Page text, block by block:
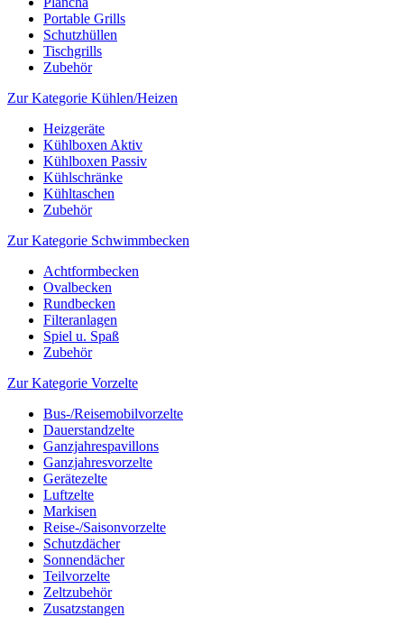
Portable Grills
Schutzhüllen
Tischgrills
Zubehör
Zur Kategorie Kühlen/Heizen
Heizgeräte
Kühlboxen Aktiv
Kühlboxen Passiv
Kühlschränke
Kühltaschen
Zubehör
Zur Kategorie Schwimmbecken
Achtformbecken
Ovalbecken
Rundbecken
Filteranlagen
Spiel u. Spaß
Zubehör
Zur Kategorie Vorzelte
Bus-/Reisemobilvorzelte
Dauerstandzelte
Ganzjahrespavillons
Ganzjahresvorzelte
Gerätezelte
Luftzelte
Markisen
Reise-/Saisonvorzelte
Schutzdächer
Sonnendächer
Teilvorzelte
Zeltzubehör
Zusatzstangen